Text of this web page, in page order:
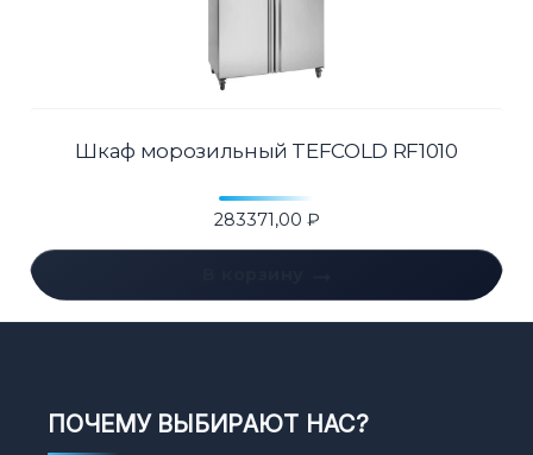
Шкаф морозильный TEFCOLD RF1010
283371,00 ₽
ПОЧЕМУ ВЫБИРАЮТ НАС?